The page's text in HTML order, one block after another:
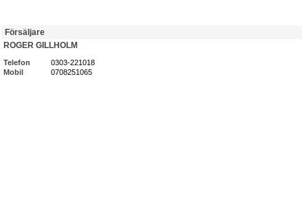
Försäljare
ROGER GILLHOLM
Telefon
0303-221018
Mobil
0708251065